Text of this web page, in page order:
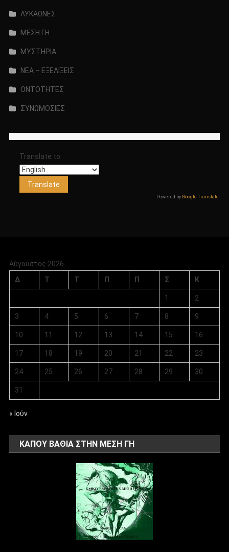
ΛΥΚΑΩΝΕΣ
ΜΕΣΗ ΓΗ
ΜΥΣΤΗΡΙΑ
ΝΕΑ – ΕΞΕΛΙΞΕΙΣ
ΟΝΤΟΤΗΤΕΣ
ΣΥΝΩΜΟΣΙΕΣ
Translate to:
Powered byGoogle Translate .
Αύγουστος 2026
Δ
Τ Τ Π Π Σ Κ
1 2
3 4 5 6 7 8 9
10 11 12 13 14 15 16
17 18 19 20 21 22 23
24 25 26 27 28 29 30
31
« Ιούν
ΚΑΠΟΥ ΒΑΘΙΑ ΣΤΗΝ ΜΕΣΗ ΓΗ